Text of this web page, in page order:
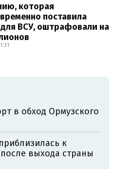
которая
поставила
ВСУ, оштрафовали на
в обход Ормузского
к
выхода страны